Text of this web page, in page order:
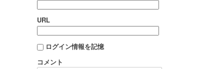
URL
ログイン情報を記憶
コメント